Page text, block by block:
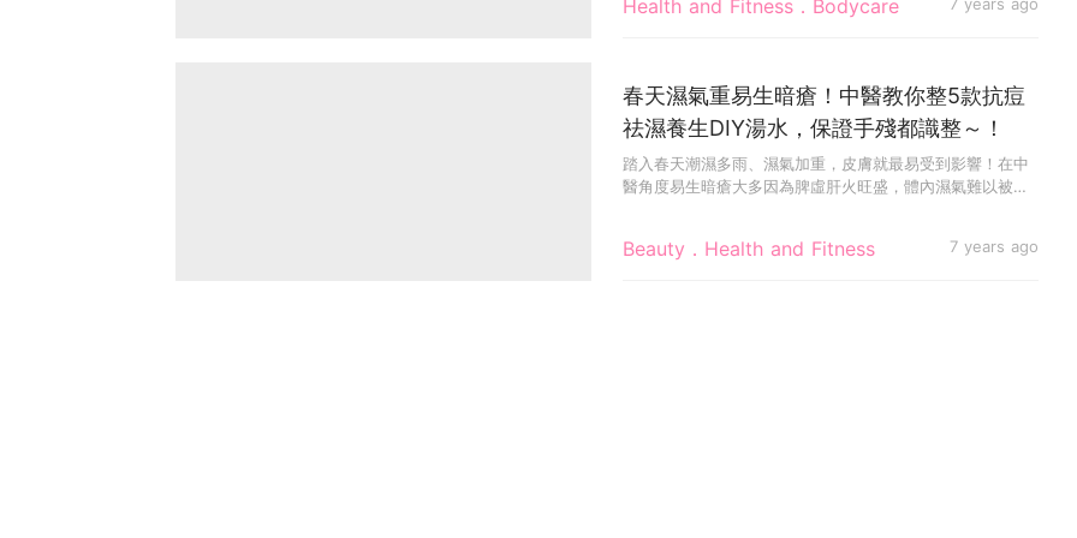
Health and Fitness．Bodycare
Beauty．Health and Fitness 7 years ago
春天濕氣重易生暗瘡！中醫教你整5款抗痘
祛濕養生DIY湯水，保證手殘都識整～！
踏入春天潮濕多雨、濕氣加重，皮膚就最易受到影響！在中
醫角度易生暗瘡大多因為脾虛肝火旺盛，體內濕氣難以被化